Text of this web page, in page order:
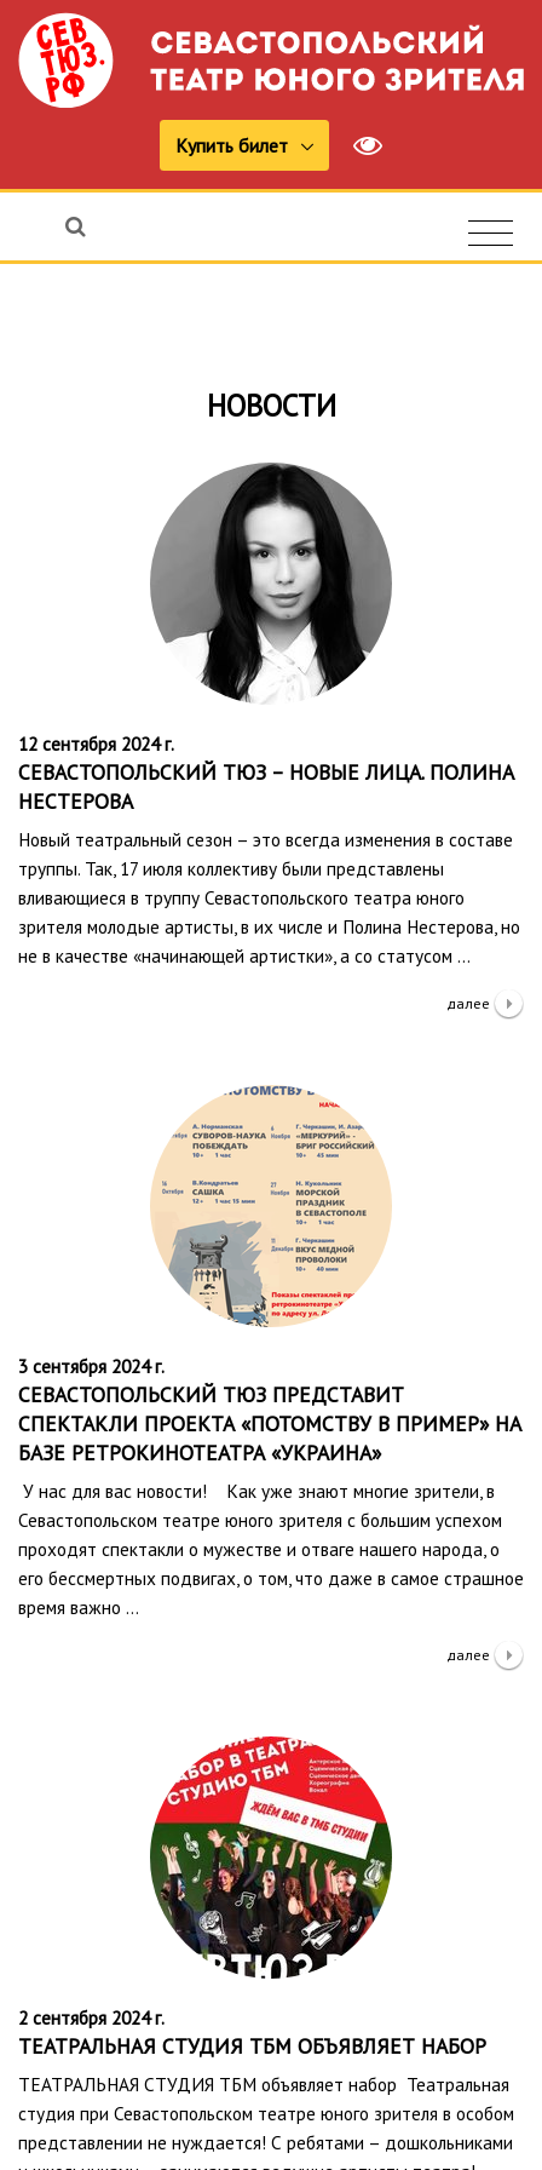
Купить билет
НОВОСТИ
12 сентября 2024 г.
СЕВАСТОПОЛЬСКИЙ ТЮЗ – НОВЫЕ ЛИЦА. ПОЛИНА
НЕСТЕРОВА
Новый театральный сезон – это всегда изменения в составе
труппы. Так, 17 июля коллективу были представлены
вливающиеся в труппу Севастопольского театра юного
зрителя молодые артисты, в их числе и Полина Нестерова, но
не в качестве «начинающей артистки», а со статусом …
далее
3 сентября 2024 г.
СЕВАСТОПОЛЬСКИЙ ТЮЗ ПРЕДСТАВИТ
СПЕКТАКЛИ ПРОЕКТА «ПОТОМСТВУ В ПРИМЕР» НА
БАЗЕ РЕТРОКИНОТЕАТРА «УКРАИНА»
У нас для вас новости! Как уже знают многие зрители, в
Севастопольском театре юного зрителя с большим успехом
проходят спектакли о мужестве и отваге нашего народа, о
его бессмертных подвигах, о том, что даже в самое страшное
время важно …
далее
2 сентября 2024 г.
ТЕАТРАЛЬНАЯ СТУДИЯ ТБМ ОБЪЯВЛЯЕТ НАБОР
ТЕАТРАЛЬНАЯ СТУДИЯ ТБМ объявляет набор Театральная
студия при Севастопольском театре юного зрителя в особом
представлении не нуждается! С ребятами – дошкольниками